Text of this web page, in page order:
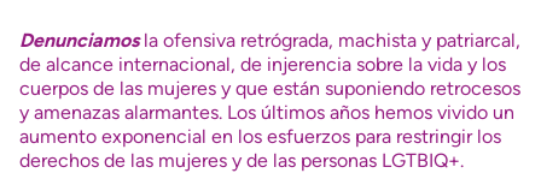
Denunciamos la ofensiva retrógrada, machista y patriarcal,
de alcance internacional, de injerencia sobre la vida y los
cuerpos de las mujeres y que están suponiendo retrocesos
y amenazas alarmantes. Los últimos años hemos vivido un
aumento exponencial en los esfuerzos para restringir los
derechos de las mujeres y de las personas LGTBIQ+.